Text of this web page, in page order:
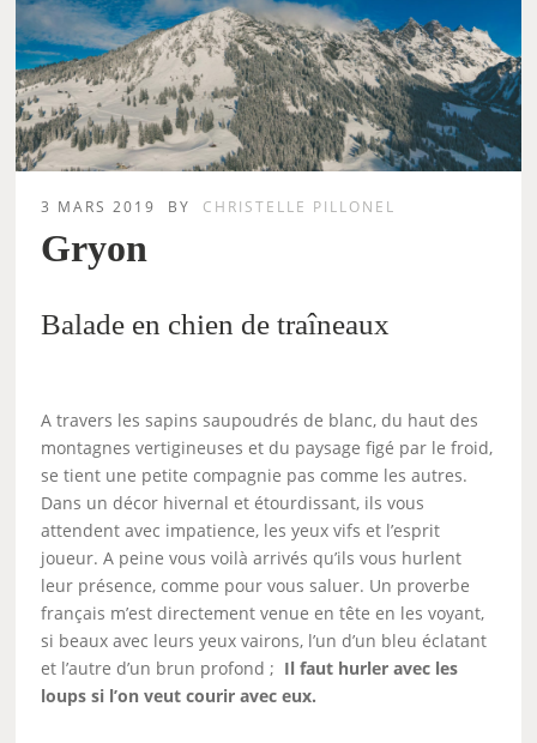
3 MARS 2019 BY CHRISTELLE PILLONEL
Gryon
Balade en chien de traîneaux
A travers les sapins saupoudrés de blanc, du haut des
montagnes vertigineuses et du paysage figé par le froid,
se tient une petite compagnie pas comme les autres.
Dans un décor hivernal et étourdissant, ils vous
attendent avec impatience, les yeux vifs et l’esprit
joueur. A peine vous voilà arrivés qu’ils vous hurlent
leur présence, comme pour vous saluer. Un proverbe
français m’est directement venue en tête en les voyant,
si beaux avec leurs yeux vairons, l’un d’un bleu éclatant
et l’autre d’un brun profond ; Il faut hurler avec les
loups si l’on veut courir avec eux.